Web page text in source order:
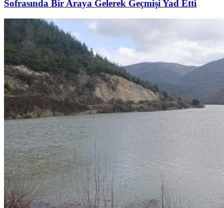
Sofrasında Bir Araya Gelerek Geçmişi Yad Etti